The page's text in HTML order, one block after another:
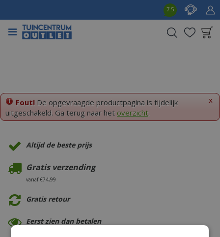
t
n
7.5
x
Fout! De opgevraagde productpagina is tijdelijk
uitgeschakeld. Ga terug naar het overzicht.
Altijd de beste prijs
Gratis verzending
vanaf €74,99
Gratis retour
Eerst zien dan betalen